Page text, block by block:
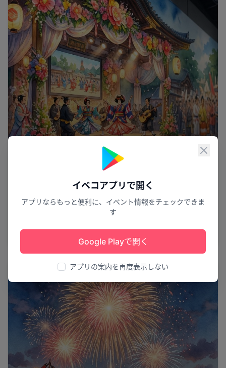
閉じ
イベコアプリで開く
アプリならもっと便利に、イベント情報をチェックできま
す
Google Playで開く
アプリの案内を再度表示しない
冬の心に咲く祈り
雪月花／～奥三河に伝わる祈りのかたち～
名古屋市 3